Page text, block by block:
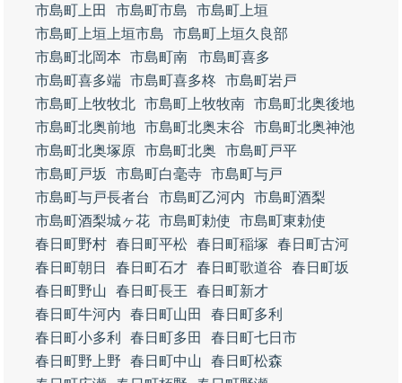
市島町上田
市島町市島
市島町上垣
市島町上垣上垣市島
市島町上垣久良部
市島町北岡本
市島町南
市島町喜多
市島町喜多端 市島町喜多柊
市島町岩戸
市島町上牧牧北 市島町上牧牧南 市島町北奥後地
市島町北奥前地 市島町北奥末谷
市島町北奥神池
市島町北奥塚原 市島町北奥
市島町戸平
市島町戸坂
市島町白毫寺 市島町与戸
市島町与戸長者台
市島町乙河内
市島町酒梨
市島町酒梨城ヶ花 市島町勅使
市島町東勅使
春日町野村 春日町平松 春日町稲塚
春日町古河
春日町朝日
春日町石才 春日町歌道谷
春日町坂
春日町野山
春日町長王
春日町新才
春日町牛河内
春日町山田
春日町多利
春日町小多利
春日町多田
春日町七日市
春日町野上野
春日町中山
春日町松森